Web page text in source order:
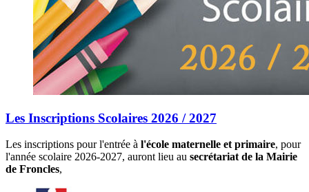
Les Inscriptions Scolaires 2026 / 2027
Les inscriptions pour l'entrée à l'école maternelle et primaire, pour
l'année scolaire 2026-2027, auront lieu au secrétariat de la Mairie
de Froncles,